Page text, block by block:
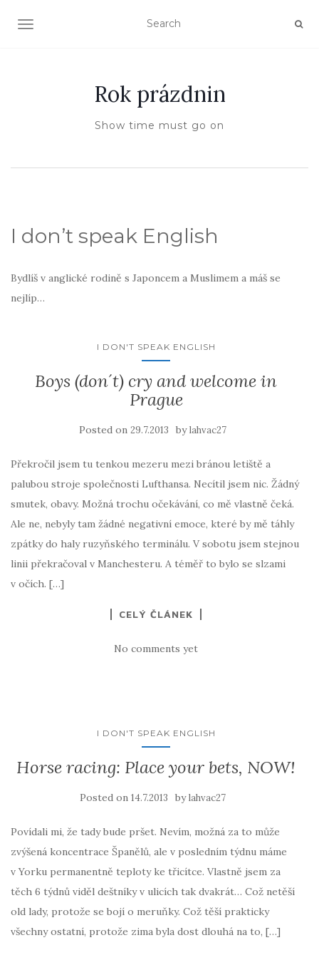
TOGGLE NAVIGATION
Rok prázdnin
Show time must go on
I don’t speak English
Bydlíš v anglické rodině s Japoncem a Muslimem a máš se
nejlíp…
I DON'T SPEAK ENGLISH
Boys (don´t) cry and welcome in
Prague
Posted on 29.7.2013 bylahvac27
Překročil jsem tu tenkou mezeru mezi bránou letiště a
palubou stroje společnosti Lufthansa. Necítil jsem nic. Žádný
smutek, obavy. Možná trochu očekávání, co mě vlastně čeká.
Ale ne, nebyly tam žádné negativní emoce, které by mě táhly
zpátky do haly ruzyňského terminálu. V sobotu jsem stejnou
linii překračoval v Manchesteru. A téměř to bylo se slzami
v očích. […]
CELÝ ČLÁNEK
No comments yet
I DON'T SPEAK ENGLISH
Horse racing: Place your bets, NOW!
Posted on 14.7.2013 bylahvac27
Povídali mi, že tady bude pršet. Nevím, možná za to může
zvýšená koncentrace Španělů, ale v posledním týdnu máme
v Yorku permanentně teploty ke třicítce. Vlastně jsem za
těch 6 týdnů viděl deštníky v ulicích tak dvakrát… Což netěší
old lady, protože se bojí o meruňky. Což těší prakticky
všechny ostatní, protože zima byla dost dlouhá na to, […]